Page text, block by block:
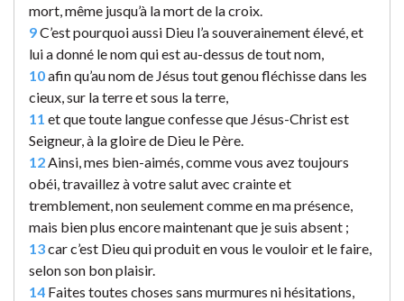
mort, même jusqu’à la mort de la croix.
9C’est pourquoi aussi Dieu l’a souverainement élevé, et
lui a donné le nom qui est au-dessus de tout nom,
10afin qu’au nom de Jésus tout genou fléchisse dans les
cieux, sur la terre et sous la terre,
11 et que toute langue confesse que Jésus-Christ est
Seigneur, à la gloire de Dieu le Père.
12 Ainsi, mes bien-aimés, comme vous avez toujours
obéi, travaillez à votre salut avec crainte et
tremblement, non seulement comme en ma présence,
mais bien plus encore maintenant que je suis absent ;
13car c’est Dieu qui produit en vous le vouloir et le faire,
selon son bon plaisir.
14 Faites toutes choses sans murmures ni hésitations,